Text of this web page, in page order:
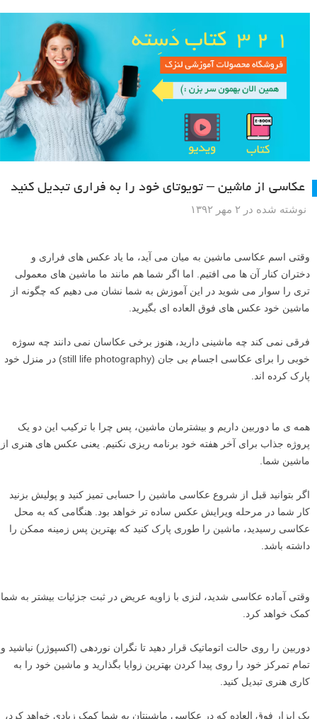
عکاسی از ماشین – تویوتای خود را به فراری تبدیل کنید
نوشته شده در ۲ مهر ۱۳۹۲
وقتی اسم عکاسی ماشین به میان می آید، ما یاد عکس های فراری و
دختران کنار آن ها می افتیم. اما اگر شما هم مانند ما ماشین های معمولی
تری را سوار می شوید در این آموزش به شما نشان می دهیم که چگونه از
ماشین خود عکس های فوق العاده ای بگیرید.
فرقی نمی کند چه ماشینی دارید، هنوز برخی عکاسان نمی دانند چه سوژه
خوبی را برای عکاسی اجسام بی جان (still life photography) در منزل خود
پارک کرده اند.
همه ی ما دوربین داریم و بیشترمان ماشین، پس چرا با ترکیب این دو یک
پروژه جذاب برای آخر هفته خود برنامه ریزی نکنیم. یعنی عکس های هنری از
ماشین شما.
اگر بتوانید قبل از شروع عکاسی ماشین را حسابی تمیز کنید و پولیش بزنید
کار شما در مرحله ویرایش عکس ساده تر خواهد بود. هنگامی که به محل
عکاسی رسیدید، ماشین را طوری پارک کنید که بهترین پس زمینه ممکن را
داشته باشد.